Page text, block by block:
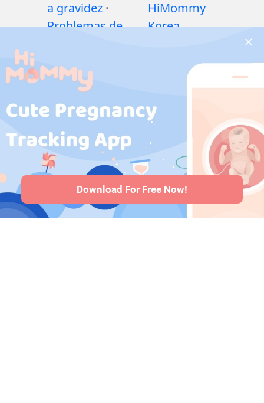
a gravidez ·
Problemas de
Medicamentos
durante a
gravidez·
Problemas de
saúde do bebê·
Articles ·Politica
editorial
HiMommy
Korea
Download For Free Now!